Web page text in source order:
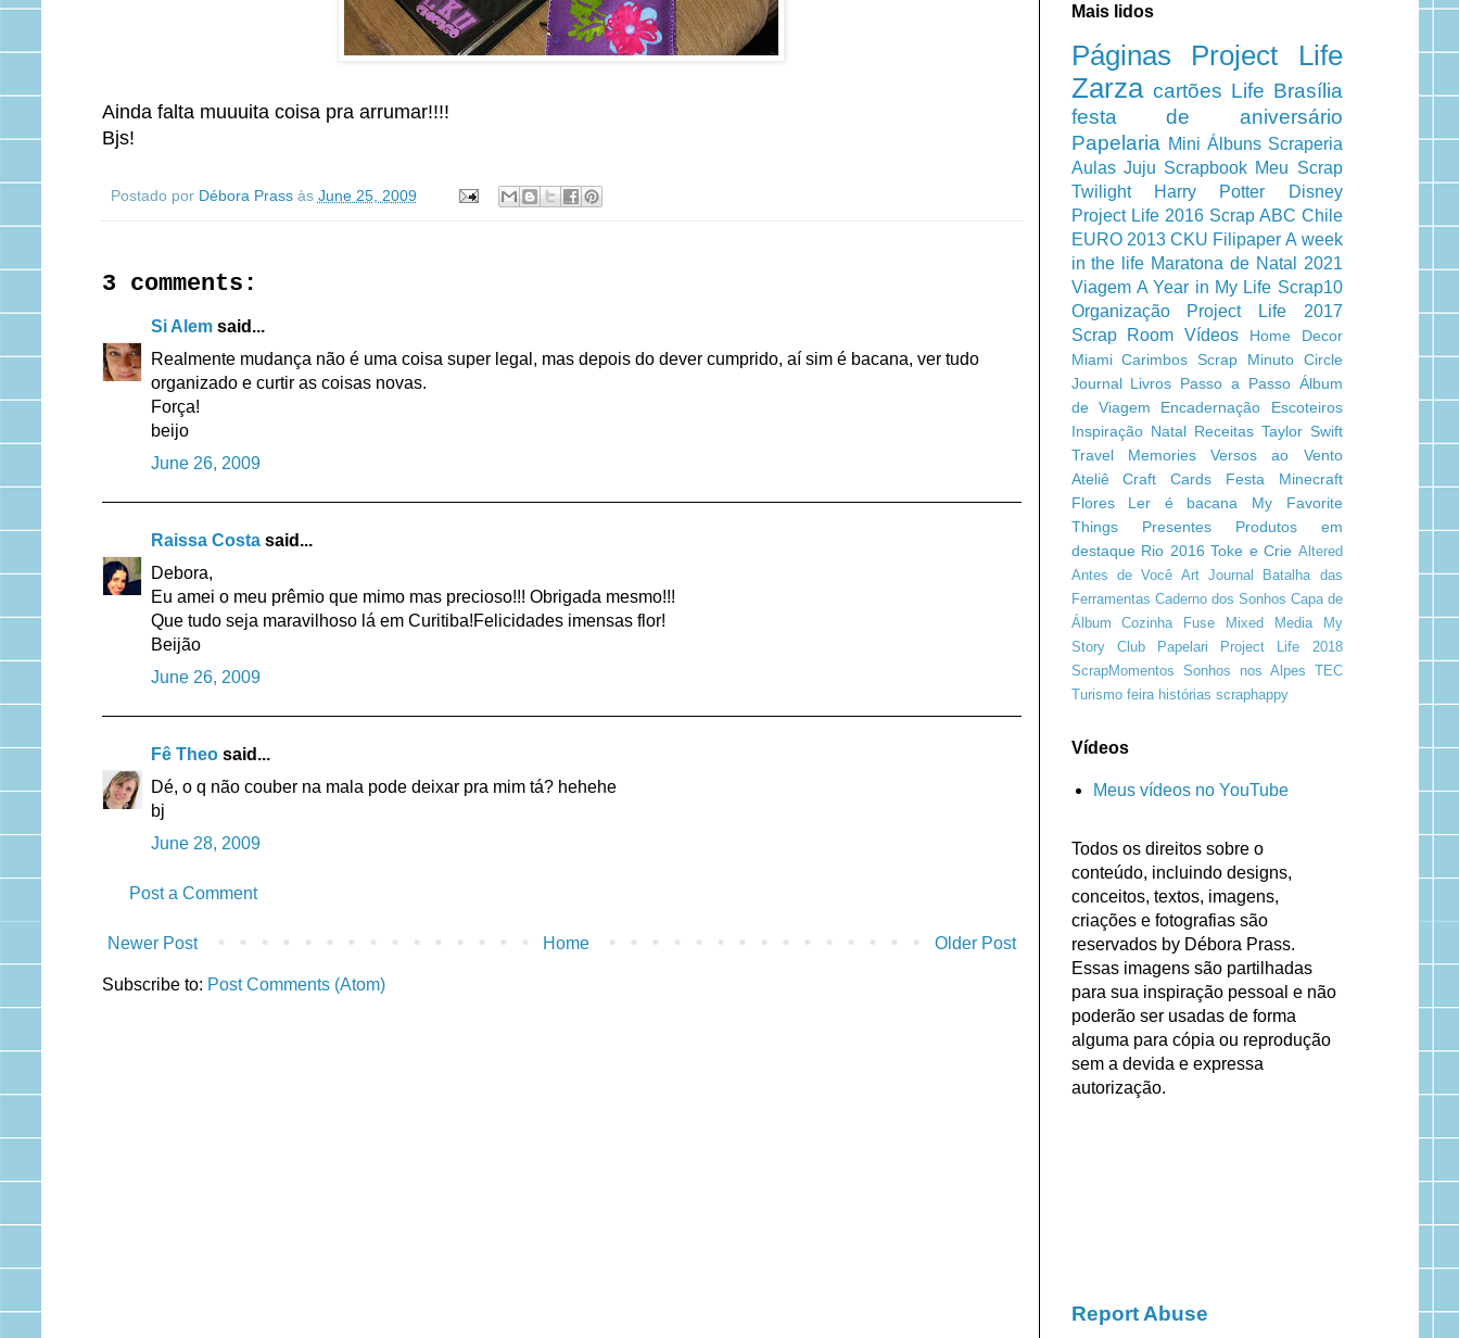
Ainda falta muuuita coisa pra arrumar!!!!
Bjs!
Postado por Débora Prass às June 25, 2009
3 comments:
Si Alemsaid...
Realmente mudança não é uma coisa super legal, mas depois do dever cumprido, aí sim é bacana, ver tudo
organizado e curtir as coisas novas.
Força!
beijo
June 26, 2009
Raissa Costasaid...
Debora,
Eu amei o meu prêmio que mimo mas precioso!!! Obrigada mesmo!!!
Que tudo seja maravilhoso lá em Curitiba!Felicidades imensas flor!
Beijão
June 26, 2009
Fê Theosaid...
Dé, o q não couber na mala pode deixar pra mim tá? hehehe
bj
June 28, 2009
Post a Comment
Newer Post Older Post
Home
Subscribe to: Post Comments (Atom)
Mais lidos
Páginas
Project Life
Zarza cartões Life Brasília
festa de aniversário
Papelaria Mini Álbuns Scraperia
Aulas Juju Scrapbook Meu Scrap
Twilight
Harry Potter
Disney
Project Life 2016 Scrap ABC Chile
EURO 2013 CKU Filipaper A week
in the life Maratona de Natal 2021
Viagem A Year in My Life Scrap10
Organização
Project Life 2017
Scrap Room Vídeos
Home Decor
Miami Carimbos Scrap Minuto Circle
Journal Livros Passo a Passo Álbum
de Viagem
Encadernação
Escoteiros
Inspiração Natal Receitas Taylor Swift
Travel Memories
Versos ao Vento
Ateliê Craft
Cards
Festa Minecraft
Flores
Ler é bacana
My Favorite
Things
Presentes
Produtos em
destaque Rio 2016 Toke e Crie Altered
Antes de Você Art Journal
Batalha das
Ferramentas Caderno dos Sonhos Capa de
Álbum
Cozinha Fuse Mixed Media
My
Story Club
Papelari
Project Life 2018
ScrapMomentos Sonhos nos Alpes TEC
Turismo feira histórias scraphappy
Vídeos
Meus vídeos no YouTube
Todos os direitos sobre o
conteúdo, incluindo designs,
conceitos, textos, imagens,
criações e fotografias são
reservados by Débora Prass.
Essas imagens são partilhadas
para sua inspiração pessoal e não
poderão ser usadas de forma
alguma para cópia ou reprodução
sem a devida e expressa
autorização.
Report Abuse